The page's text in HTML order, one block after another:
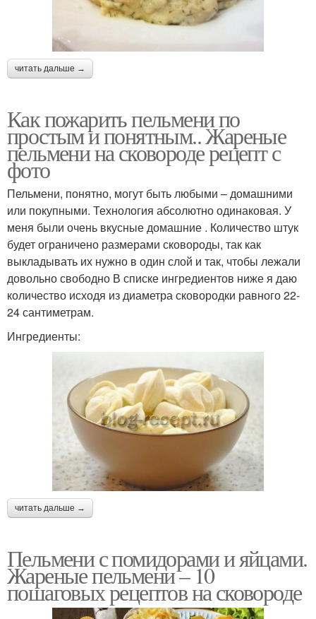
читать дальше →
Как пожарить пельмени по
простым и понятным.. Жареные
пельмени на сковороде рецепт с
фото
Пельмени, понятно, могут быть любыми – домашними
или покупными. Технология абсолютно одинаковая. У
меня были очень вкусные домашние . Количество штук
будет ограничено размерами сковороды, так как
выкладывать их нужно в один слой и так, чтобы лежали
довольно свободно В списке ингредиентов ниже я даю
количество исходя из диаметра сковородки равного 22-
24 сантиметрам.
Ингредиенты:
читать дальше →
Пельмени с помидорами и яйцами.
Жареные пельмени – 10
пошаговых рецептов на сковороде